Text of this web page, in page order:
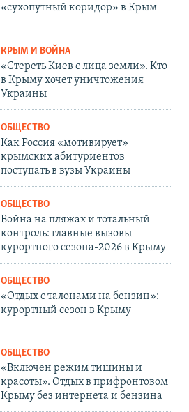
«сухопутный коридор» в Крым
КРЫМ И ВОЙНА
«Стереть Киев с лица земли». Кто
в Крыму хочет уничтожения
Украины
ОБЩЕСТВО
Как Россия «мотивирует»
крымских абитуриентов
поступать в вузы Украины
ОБЩЕСТВО
Война на пляжах и тотальный
контроль: главные вызовы
курортного сезона-2026 в Крыму
ОБЩЕСТВО
«Отдых с талонами на бензин»:
курортный сезон в Крыму
ОБЩЕСТВО
«Включен режим тишины и
красоты». Отдых в прифронтовом
Крыму без интернета и бензина